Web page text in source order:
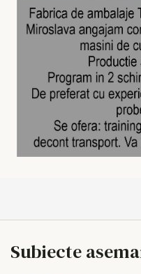
Subiecte